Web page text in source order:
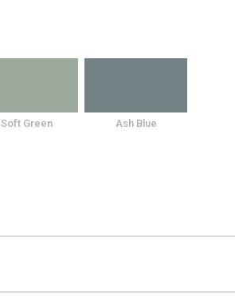
Soft Green Ash Blue